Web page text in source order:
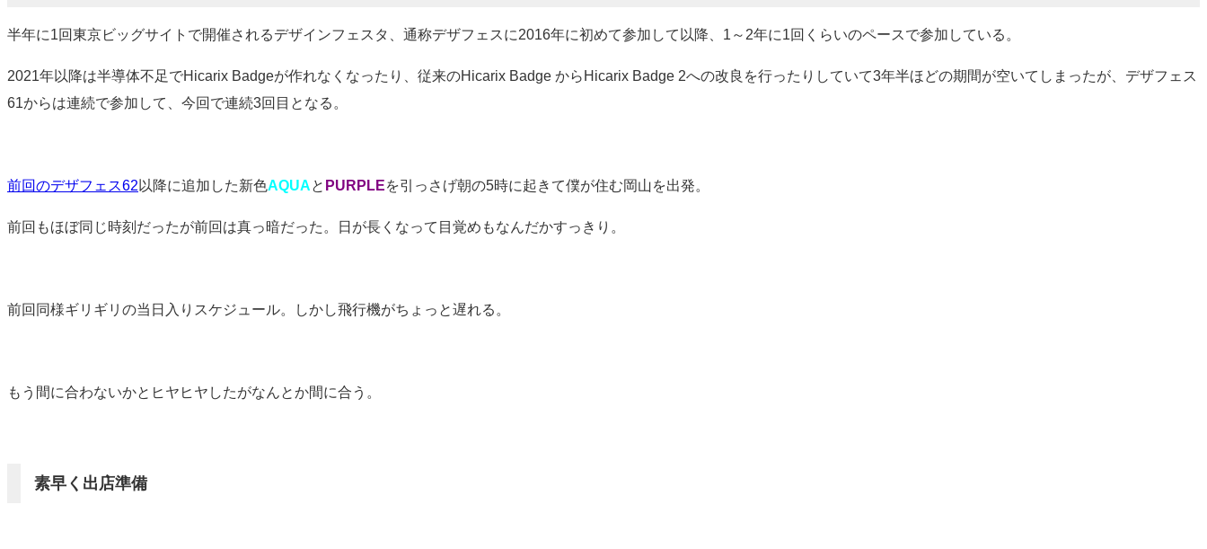
半年に1回東京ビッグサイトで開催されるデザインフェスタ、通称デザフェスに2016年に初めて参加して以降、1～2年に1回くらいのペースで参加している。
2021年以降は半導体不足でHicarix Badgeが作れなくなったり、従来のHicarix Badge からHicarix Badge 2への改良を行ったりしていて3年半ほどの期間が空いてしまったが、デザフェス
61からは連続で参加して、今回で連続3回目となる。
前回のデザフェス62以降に追加した新色AQUAと PURPLEを引っさげ朝の5時に起きて僕が住む岡山を出発。
前回もほぼ同じ時刻だったが前回は真っ暗だった。日が長くなって目覚めもなんだかすっきり。
前回同様ギリギリの当日入りスケジュール。しかし飛行機がちょっと遅れる。
もう間に合わないかとヒヤヒヤしたがなんとか間に合う。
素早く出店準備